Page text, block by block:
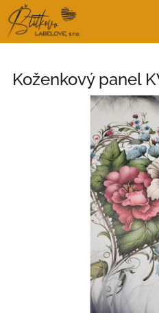
Prejsť
na
obsah
Koženkový panel